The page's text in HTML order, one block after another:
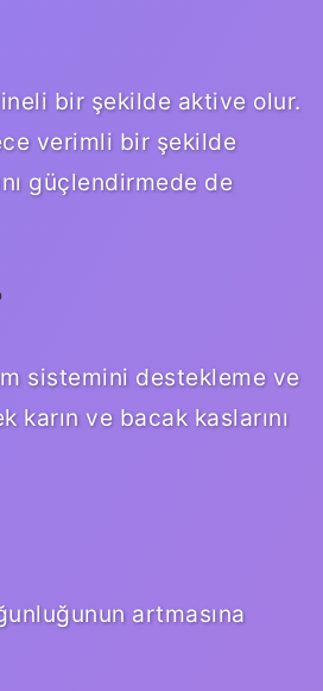
bir şekilde aktive olur.
verimli bir şekilde
güçlendirmede de
sistemini destekleme ve
karın ve bacak kaslarını
artmasına